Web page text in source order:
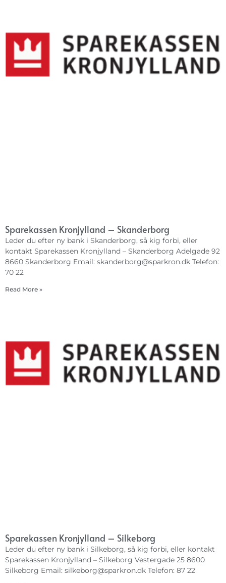
Sparekassen Kronjylland – Skanderborg
Leder du efter ny bank i Skanderborg, så kig forbi, eller
kontakt Sparekassen Kronjylland – Skanderborg Adelgade 92
8660 Skanderborg Email: skanderborg@sparkron.dk Telefon:
70 22
Read More »
Sparekassen Kronjylland – Silkeborg
Leder du efter ny bank i Silkeborg, så kig forbi, eller kontakt
Sparekassen Kronjylland – Silkeborg Vestergade 25 8600
Silkeborg Email: silkeborg@sparkron.dk Telefon: 87 22